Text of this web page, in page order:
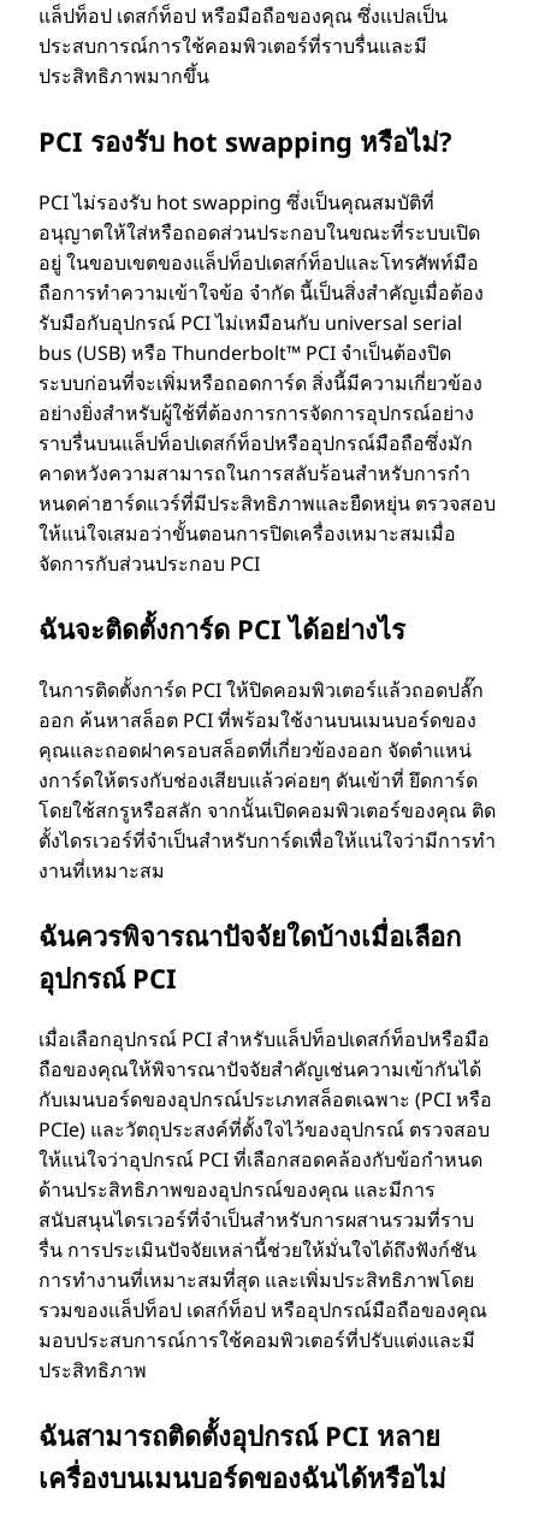
แล็ปท็อป เดสก์ท็อป หรือมือถือของคุณ ซึ่งแปลเป็น
ประสบการณ์การใช้คอมพิวเตอร์ที่ราบรื่นและมี
ประสิทธิภาพมากขึ้น
PCI รองรับ hot swapping หรือไม่?
PCI ไม่รองรับ hot swapping ซึ่งเป็นคุณสมบัติที่
อนุญาตให้ใส่หรือถอดส่วนประกอบในขณะที่ระบบเปิด
อยู่ ในขอบเขตของแล็ปท็อปเดสก์ท็อปและโทรศัพท์มือ
ถือการทําความเข้าใจข้อ จํากัด นี้เป็นสิ่งสําคัญเมื่อต้อง
รับมือกับอุปกรณ์ PCI ไม่เหมือนกับ universal serial
bus (USB) หรือ Thunderbolt™ PCI จําเป็นต้องปิด
ระบบก่อนที่จะเพิ่มหรือถอดการ์ด สิ่งนี้มีความเกี่ยวข้อง
อย่างยิ่งสําหรับผู้ใช้ที่ต้องการการจัดการอุปกรณ์อย่าง
ราบรื่นบนแล็ปท็อปเดสก์ท็อปหรืออุปกรณ์มือถือซึ่งมัก
คาดหวังความสามารถในการสลับร้อนสําหรับการกํา
หนดค่าฮาร์ดแวร์ที่มีประสิทธิภาพและยืดหยุ่น ตรวจสอบ
ให้แน่ใจเสมอว่าขั้นตอนการปิดเครื่องเหมาะสมเมื่อ
จัดการกับส่วนประกอบ PCI
ฉันจะติดตั้งการ์ด PCI ได้อย่างไร
ในการติดตั้งการ์ด PCI ให้ปิดคอมพิวเตอร์แล้วถอดปลั๊ก
ออก ค้นหาสล็อต PCI ที่พร้อมใช้งานบนเมนบอร์ดของ
คุณและถอดฝาครอบสล็อตที่เกี่ยวข้องออก จัดตําแหน่
งการ์ดให้ตรงกับช่องเสียบแล้วค่อยๆ ดันเข้าที่ ยึดการ์ด
โดยใช้สกรูหรือสลัก จากนั้นเปิดคอมพิวเตอร์ของคุณ ติด
ตั้งไดรเวอร์ที่จําเป็นสําหรับการ์ดเพื่อให้แน่ใจว่ามีการทํา
งานที่เหมาะสม
ฉันควรพิจารณาปัจจัยใดบ้างเมื่อเลือก
อุปกรณ์ PCI
เมื่อเลือกอุปกรณ์ PCI สําหรับแล็ปท็อปเดสก์ท็อปหรือมือ
ถือของคุณให้พิจารณาปัจจัยสําคัญเช่นความเข้ากันได้
กับเมนบอร์ดของอุปกรณ์ประเภทสล็อตเฉพาะ (PCI หรือ
PCIe) และวัตถุประสงค์ที่ตั้งใจไว้ของอุปกรณ์ ตรวจสอบ
ให้แน่ใจว่าอุปกรณ์ PCI ที่เลือกสอดคล้องกับข้อกําหนด
ด้านประสิทธิภาพของอุปกรณ์ของคุณ และมีการ
สนับสนุนไดรเวอร์ที่จําเป็นสําหรับการผสานรวมที่ราบ
รื่น การประเมินปัจจัยเหล่านี้ช่วยให้มั่นใจได้ถึงฟังก์ชัน
การทํางานที่เหมาะสมที่สุด และเพิ่มประสิทธิภาพโดย
รวมของแล็ปท็อป เดสก์ท็อป หรืออุปกรณ์มือถือของคุณ
มอบประสบการณ์การใช้คอมพิวเตอร์ที่ปรับแต่งและมี
ประสิทธิภาพ
ฉันสามารถติดตั้งอุปกรณ์ PCI หลาย
เครื่องบนเมนบอร์ดของฉันได้หรือไม่